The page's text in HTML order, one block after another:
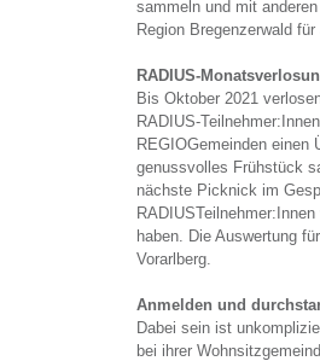
sammeln und mit
Region Bregenzerwald
RADIUS-
Bis Oktober 2021
RADIUS-
REGIOGemeinden einen
genussvolles Frühstück
nächste Picknick im
haben. Die Auswertung
Vorarlberg.
Anmelden und
Dabei sein ist
bei ihrer